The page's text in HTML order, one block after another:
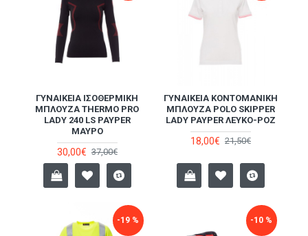
ΓΥΝΑΙΚΕΊΑ ΙΣΟΘΕΡΜΙΚΉ
ΜΠΛΟΎΖΑ THERMO PRO
LADY 240 LS PAYPER
ΜΑΎΡΟ
30,00€ 37,00€
ΓΥΝΑΙΚΕΊΑ ΚΟΝΤΟΜΆΝΙΚΗ
ΜΠΛΟΎΖΑ POLO SKIPPER
LADY PAYPER ΛΕΥΚΌ-ΡΟΖ
18,00€ 21,50€
-19 % -10 %